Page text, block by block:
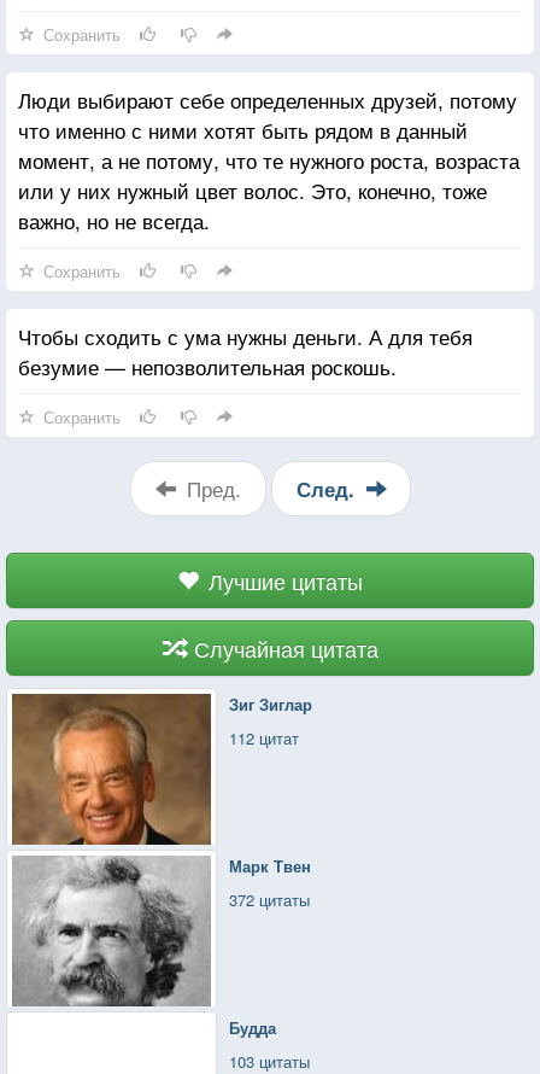
начинаешь смеяться, встаешь и бежишь дальше.
Сохранить
Люди выбирают себе определенных друзей, потому
что именно с ними хотят быть рядом в данный
момент, а не потому, что те нужного роста, возраста
или у них нужный цвет волос. Это, конечно, тоже
важно, но не всегда.
Сохранить
Чтобы сходить с ума нужны деньги. А для тебя
безумие — непозволительная роскошь.
Сохранить
Пред. След.
Лучшие цитаты
Случайная цитата
Зиг Зиглар
112 цитат
Марк Твен
372 цитаты
Будда
103 цитаты